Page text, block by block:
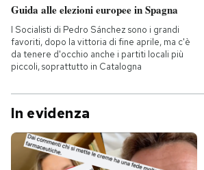
Guida alle elezioni europee in Spagna
I Socialisti di Pedro Sánchez sono i grandi
favoriti, dopo la vittoria di fine aprile, ma c'è
da tenere d'occhio anche i partiti locali più
piccoli, soprattutto in Catalogna
In evidenza